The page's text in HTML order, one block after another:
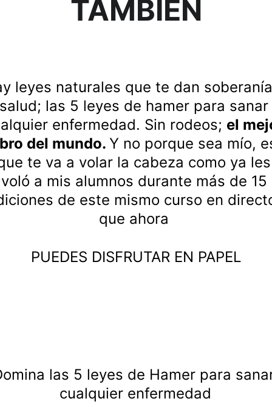
TAMBIÉN
las 5 leyes de Hamer para
cualquier enfermedad
leyes naturales que te dan
salud; las 5 leyes de hamer para sanar
enfermedad. Sin rodeos; el
del mundo. Y no porque sea mío,
te va a volar la cabeza como ya les
voló a mis alumnos durante más de 15
de este mismo curso en
que ahora
PUEDES DISFRUTAR EN PAPEL